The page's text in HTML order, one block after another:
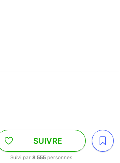
SUIVRE
Suivi par 8 555 personnes